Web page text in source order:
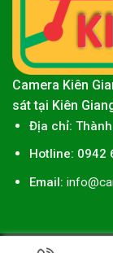
Camera Kiên
sát tại Kiên
Địa chỉ:
Hotline: 0942
Email: